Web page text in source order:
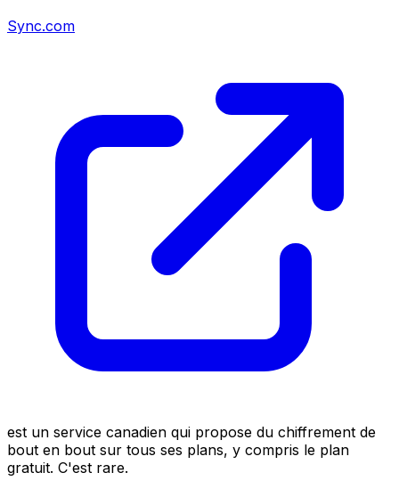
Sync.com
est un service canadien qui propose du chiffrement de
bout en bout sur tous ses plans, y compris le plan
gratuit. C'est rare.